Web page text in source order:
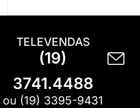
TELEVENDAS
(19)
3741.4488
ou (19) 3395-9431